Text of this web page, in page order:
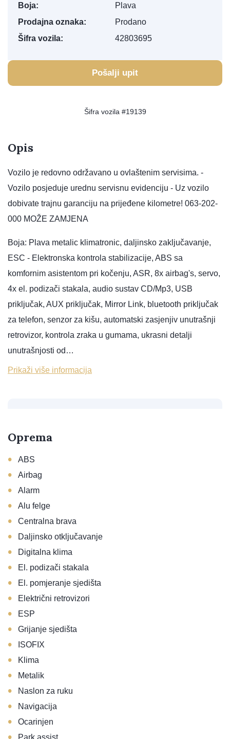
Boja:
Plava
Prodajna oznaka:
Prodano
Šifra vozila:
42803695
Pošalji upit
Šifra vozila #19139
Opis
Vozilo je redovno održavano u ovlaštenim servisima. -
Vozilo posjeduje urednu servisnu evidenciju - Uz vozilo
dobivate trajnu garanciju na prijeđene kilometre! 063-202-
000 MOŽE ZAMJENA
Boja: Plava metalic klimatronic, daljinsko zaključavanje,
ESC - Elektronska kontrola stabilizacije, ABS sa
komfornim asistentom pri kočenju, ASR, 8x airbag's, servo,
4x el. podizači stakala, audio sustav CD/Mp3, USB
priključak, AUX priključak, Mirror Link, bluetooth priključak
za telefon, senzor za kišu, automatski zasjenjiv unutrašnji
retrovizor, kontrola zraka u gumama, ukrasni detalji
unutrašnjosti od…
Prikaži više informacija
Oprema
• ABS
• Airbag
• Alarm
• Alu felge
• Centralna brava
• Daljinsko otključavanje
• Digitalna klima
• El. podizači stakala
• El. pomjeranje sjedišta
• Električni retrovizori
• ESP
• Grijanje sjedišta
• ISOFIX
• Klima
• Metalik
• Naslon za ruku
• Navigacija
• Ocarinjen
Park assist